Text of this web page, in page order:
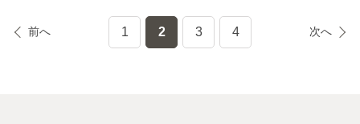
前へ 1 2 3 4 次へ